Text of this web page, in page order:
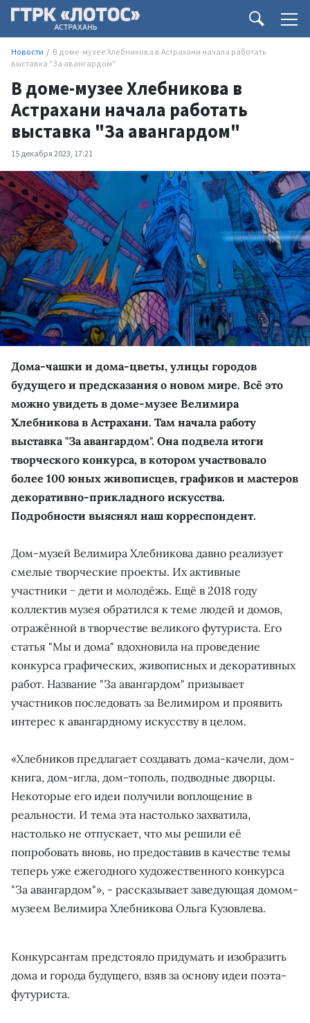
Новости
В доме-музее Хлебникова в Астрахани начала работать
выставка "За авангардом"
В доме-музее Хлебникова в
Астрахани начала работать
выставка "За авангардом"
15 декабря 2023, 17:21
Дома-чашки и дома-цветы, улицы городов
будущего и предсказания о новом мире. Всё это
можно увидеть в доме-музее Велимира
Хлебникова в Астрахани. Там начала работу
выставка "За авангардом". Она подвела итоги
творческого конкурса, в котором участвовало
более 100 юных живописцев, графиков и мастеров
декоративно-прикладного искусства.
Подробности выяснял наш корреспондент.
Дом-музей Велимира Хлебникова давно реализует
смелые творческие проекты. Их активные
участники − дети и молодёжь. Ещё в 2018 году
коллектив музея обратился к теме людей и домов,
отражённой в творчестве великого футуриста. Его
статья "Мы и дома" вдохновила на проведение
конкурса графических, живописных и декоративных
работ. Название "За авангардом" призывает
участников последовать за Велимиром и проявить
интерес к авангардному искусству в целом.
«Хлебников предлагает создавать дома-качели, дом-
книга, дом-игла, дом-тополь, подводные дворцы.
Некоторые его идеи получили воплощение в
реальности. И тема эта настолько захватила,
настолько не отпускает, что мы решили её
попробовать вновь, но предоставив в качестве темы
теперь уже ежегодного художественного конкурса
"За авангардом"», - рассказывает заведующая домом-
музеем Велимира Хлебникова Ольга Кузовлева.
Конкурсантам предстояло придумать и изобразить
дома и города будущего, взяв за основу идеи поэта-
футуриста.